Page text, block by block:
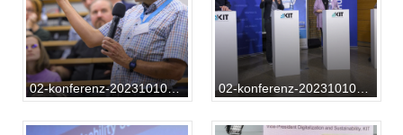
02-konferenz-20231010-RF-01-227 02-konferenz-20231010-RF-01-238